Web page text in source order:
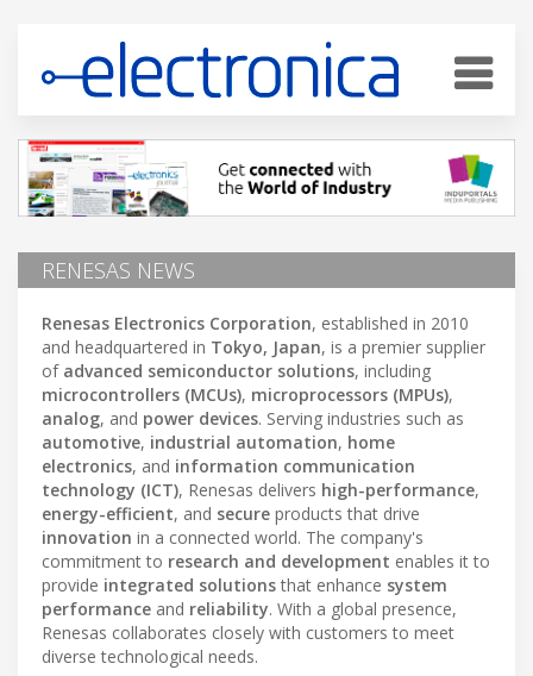
RENESAS NEWS
Renesas Electronics Corporation, established in 2010
and headquartered in Tokyo, Japan, is a premier supplier
of advanced semiconductor solutions, including
microcontrollers (MCUs), microprocessors (MPUs),
analog, and power devices. Serving industries such as
automotive, industrial automation, home
electronics, and information communication
technology (ICT), Renesas delivers high-performance,
energy-efficient, and secure products that drive
innovation in a connected world. The company's
commitment to research and development enables it to
provide integrated solutionsthat enhance system
performance and reliability. With a global presence,
Renesas collaborates closely with customers to meet
diverse technological needs.